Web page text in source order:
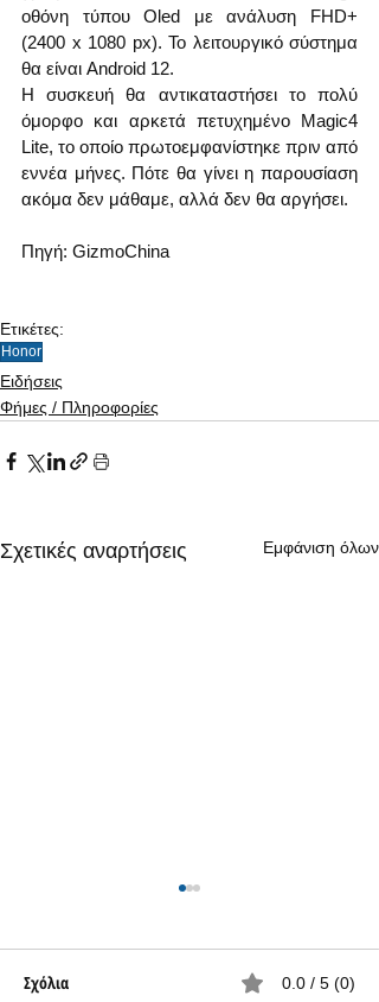
οθόνη τύπου Oled με ανάλυση FHD+
(2400 х 1080 px). Το λειτουργικό σύστημα
θα είναι Android 12.
Η συσκευή θα αντικαταστήσει το πολύ
όμορφο και αρκετά πετυχημένο Magic4
Lite, το οποίο πρωτοεμφανίστηκε πριν από
εννέα μήνες. Πότε θα γίνει η παρουσίαση
ακόμα δεν μάθαμε, αλλά δεν θα αργήσει.
Πηγή: GizmoChina
Ετικέτες:
Honor
Ειδήσεις
Φήμες / Πληροφορίες
Σχετικές αναρτήσεις Εμφάνιση όλων
Σχόλια 0.0 / 5 (0)